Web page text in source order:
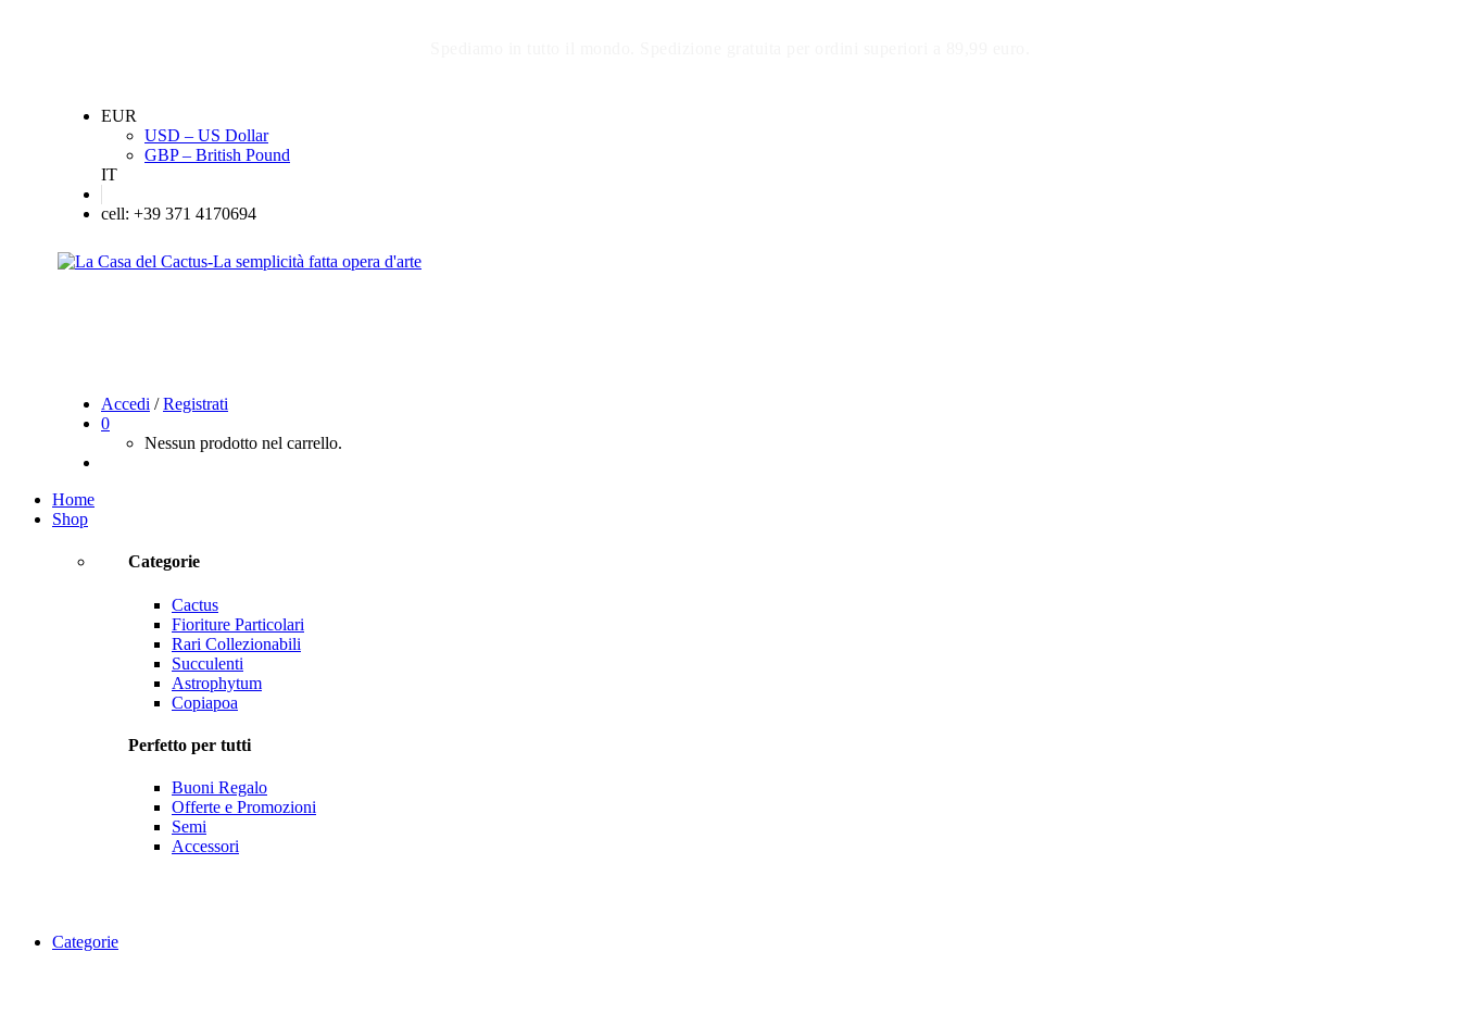
EUR
USD – US Dollar
GBP – British Pound
IT
cell: +39 371 4170694
Accedi /Registrati
0
Nessun prodotto nel carrello.
Home
Shop
Categorie
Cactus
Fioriture Particolari
Rari Collezionabili
Succulenti
Astrophytum
Copiapoa
Perfetto per tutti
Buoni Regalo
Offerte e Promozioni
Semi
Accessori
Categorie